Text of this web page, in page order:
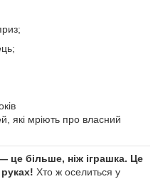
які мріють про власний
це більше, ніж іграшка. Це
Хто ж оселиться у